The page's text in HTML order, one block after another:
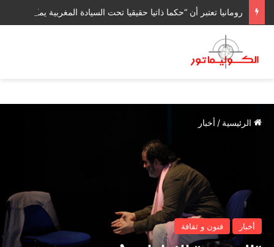
الرئيسية / أخبار
أخبار فنون و ثقافة